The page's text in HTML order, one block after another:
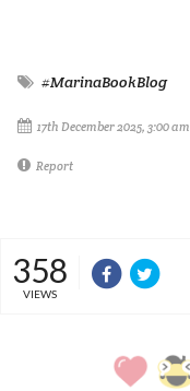
#MarinaBookBlog
17th December 2025, 3:00 am
Report
358
VIEWS